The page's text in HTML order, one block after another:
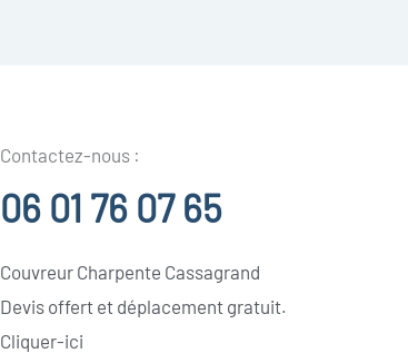
Contactez-nous :
06 01 76 07 65
Couvreur Charpente Cassagrand
Devis offert et déplacement gratuit.
Cliquer-ici